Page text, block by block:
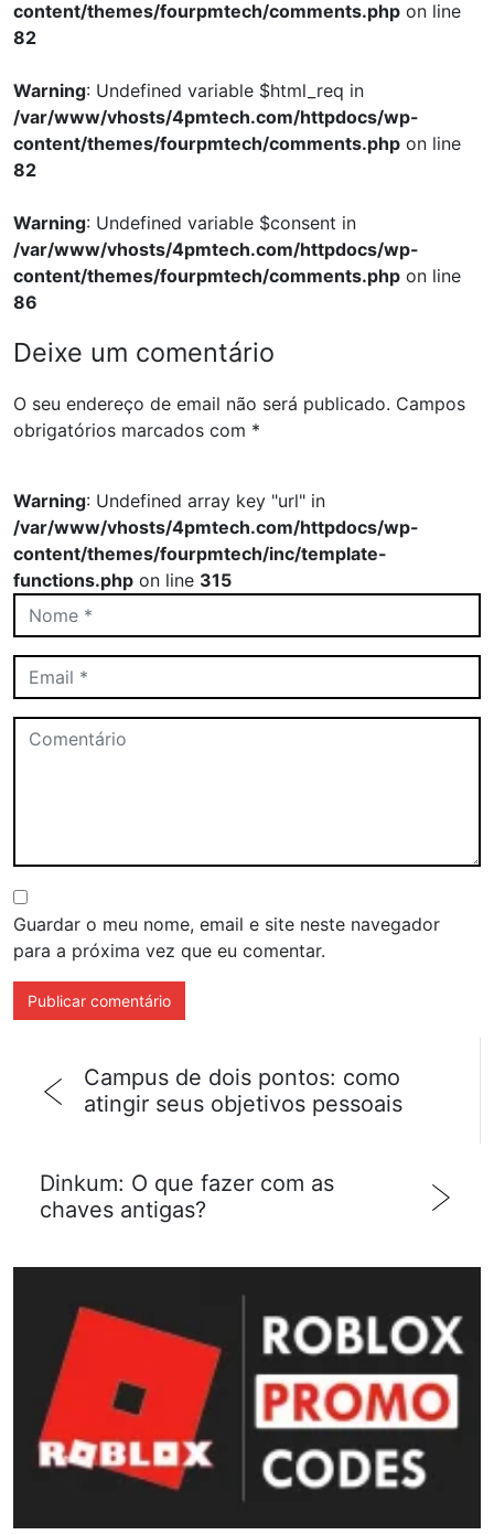
content/themes/fourpmtech/comments.php on line
82
Warning: Undefined variable $html_req in
/var/www/vhosts/4pmtech.com/httpdocs/wp-
content/themes/fourpmtech/comments.php on line
82
Warning: Undefined variable $consent in
/var/www/vhosts/4pmtech.com/httpdocs/wp-
content/themes/fourpmtech/comments.php on line
86
Deixe um comentário
O seu endereço de email não será publicado. Campos
obrigatórios marcados com *
Warning: Undefined array key "url" in
/var/www/vhosts/4pmtech.com/httpdocs/wp-
content/themes/fourpmtech/inc/template-
functions.php on line 315
Guardar o meu nome, email e site neste navegador
para a próxima vez que eu comentar.
Campus de dois pontos: como
atingir seus objetivos pessoais
Dinkum: O que fazer com as
chaves antigas?